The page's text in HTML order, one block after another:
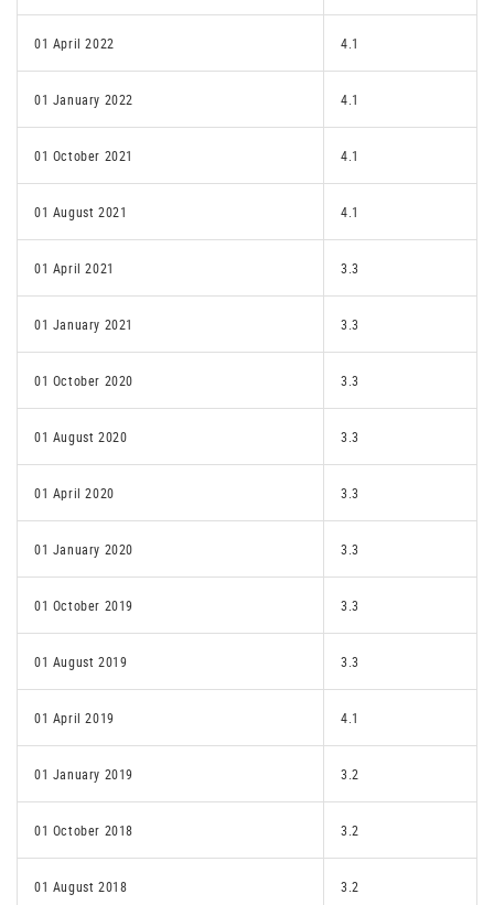
01 April 2022 4.1
01 January 2022 4.1
01 October 2021 4.1
01 August 2021 4.1
01 April 2021 3.3
01 January 2021 3.3
01 October 2020 3.3
01 August 2020 3.3
01 April 2020 3.3
01 January 2020 3.3
01 October 2019 3.3
01 August 2019 3.3
01 April 2019 4.1
01 January 2019 3.2
01 October 2018 3.2
01 August 2018 3.2